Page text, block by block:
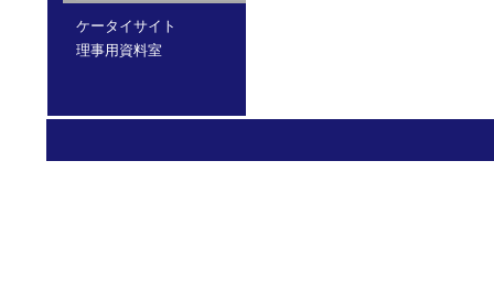
ケータイサイト
理事用資料室